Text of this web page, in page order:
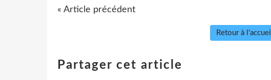
« Article précédent
Retour à l'accueil
Partager cet article